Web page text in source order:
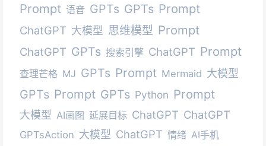
Prompt 语音 GPTs GPTs Prompt
ChatGPT 大模型 思维模型 Prompt
ChatGPT GPTs 搜索引擎 ChatGPT Prompt
查理芒格 MJ GPTs Prompt Mermaid 大模型
GPTs Prompt GPTs Python Prompt
大模型 AI画图 延展目标 ChatGPT ChatGPT
GPTsAction 大模型 ChatGPT 情绪 AI手机